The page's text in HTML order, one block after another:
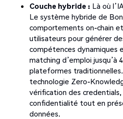
Couche hybride : Là où
Le système hybride de
comportements on-chain
utilisateurs pour générer
compétences dynamiques
matching d’emploi jusqu’à
plateformes
technologie Zero-
vérification des
confidentialité tout en
données.